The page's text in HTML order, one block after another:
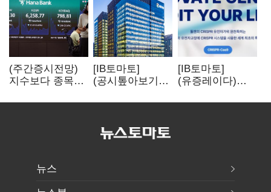
(주간증시전망)
지수보다 종목…
이어진다
[IB토마토]
(공시톺아보기)
바로 매출로
[IB토마토]
(유증레이다)
3분의 1 토막…
뉴스